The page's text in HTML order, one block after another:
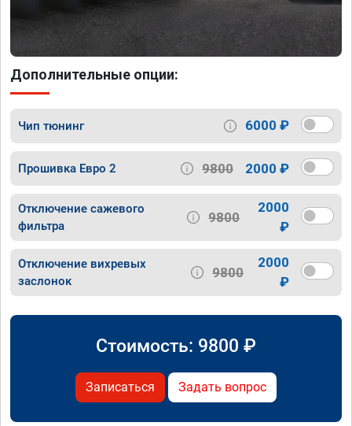
Дополнительные опции:
Чип тюнинг 6000 ₽
Прошивка Евро 2 9800 2000 ₽
Отключение сажевого
фильтра
9800
2000
₽
Отключение вихревых
заслонок
9800
2000
₽
Стоимость: 9800 ₽
Записаться Задать вопрос